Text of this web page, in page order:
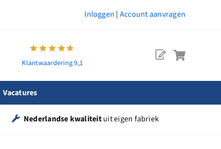
Inloggen | Account aanvragen
Klantwaardering 9,1
Vacatures
Nederlandse kwaliteituit eigen fabriek